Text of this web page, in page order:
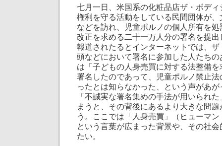
七月一日、米国系の化粧品店ザ・ボデ
権利を守る活動をしている民間団体が
などを訪れ、児童ポルノの個人所有を
改正を求める二十一万人分の署名を提
報道されたるとインターネットでは、
頭などにおいて署名に参加した人たち
は「子どもの人身売買に対する法整備
署名したのであって、児童ポルノ禁止
ったとは知らなかった、という声があ
「不誠実な署名集めの手法が用いられ
まうと、その背後にあるより大きな問
う。ここでは「人身売買」（ヒューマ
という言葉が広まった背景や、その社
たい。